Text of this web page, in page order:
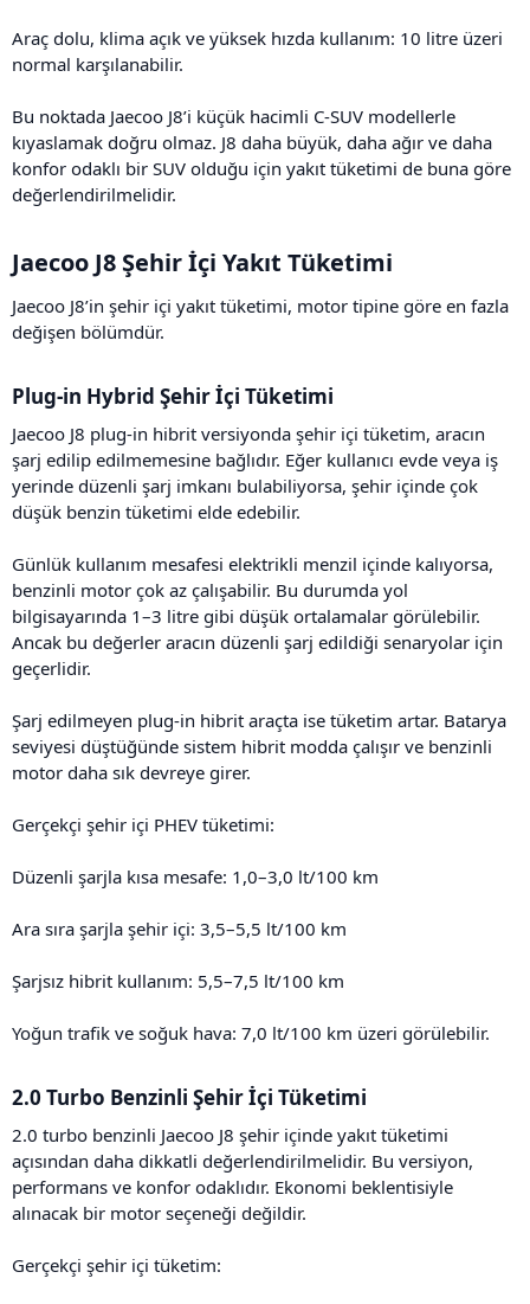
Araç dolu, klima açık ve yüksek hızda kullanım: 10 litre üzeri
normal karşılanabilir.
Bu noktada Jaecoo J8’i küçük hacimli C-SUV modellerle
kıyaslamak doğru olmaz. J8 daha büyük, daha ağır ve daha
konfor odaklı bir SUV olduğu için yakıt tüketimi de buna göre
değerlendirilmelidir.
Jaecoo J8 Şehir İçi Yakıt Tüketimi​
Jaecoo J8’in şehir içi yakıt tüketimi, motor tipine göre en fazla
değişen bölümdür.
Plug-in Hybrid Şehir İçi Tüketimi​
Jaecoo J8 plug-in hibrit versiyonda şehir içi tüketim, aracın
şarj edilip edilmemesine bağlıdır. Eğer kullanıcı evde veya iş
yerinde düzenli şarj imkanı bulabiliyorsa, şehir içinde çok
düşük benzin tüketimi elde edebilir.
Günlük kullanım mesafesi elektrikli menzil içinde kalıyorsa,
benzinli motor çok az çalışabilir. Bu durumda yol
bilgisayarında 1–3 litre gibi düşük ortalamalar görülebilir.
Ancak bu değerler aracın düzenli şarj edildiği senaryolar için
geçerlidir.
Şarj edilmeyen plug-in hibrit araçta ise tüketim artar. Batarya
seviyesi düştüğünde sistem hibrit modda çalışır ve benzinli
motor daha sık devreye girer.
Gerçekçi şehir içi PHEV tüketimi:
Düzenli şarjla kısa mesafe: 1,0–3,0 lt/100 km
Ara sıra şarjla şehir içi: 3,5–5,5 lt/100 km
Şarjsız hibrit kullanım: 5,5–7,5 lt/100 km
Yoğun trafik ve soğuk hava: 7,0 lt/100 km üzeri görülebilir.
2.0 Turbo Benzinli Şehir İçi Tüketimi​
2.0 turbo benzinli Jaecoo J8 şehir içinde yakıt tüketimi
açısından daha dikkatli değerlendirilmelidir. Bu versiyon,
performans ve konfor odaklıdır. Ekonomi beklentisiyle
alınacak bir motor seçeneği değildir.
Gerçekçi şehir içi tüketim: